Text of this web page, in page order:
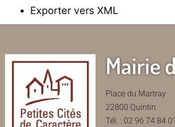
Exporter vers XML
Mairie
Place du Martray
22800 Quintin
Tél. : 02 96 74 84 01